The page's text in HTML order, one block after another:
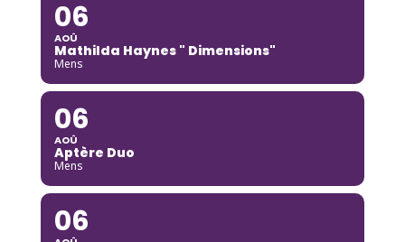
06
AOÛ
Mathilda Haynes " Dimensions"
Mens
06
AOÛ
Aptère Duo
Mens
06